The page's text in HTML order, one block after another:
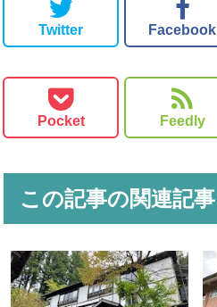
Twitter Facebook
Pocket Feedly
この記事の関連記事